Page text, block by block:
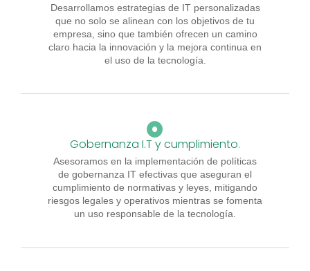
Desarrollamos estrategias de IT personalizadas
que no solo se alinean con los objetivos de tu
empresa, sino que también ofrecen un camino
claro hacia la innovación y la mejora continua en
el uso de la tecnología.
Gobernanza I.T y cumplimiento.
Asesoramos en la implementación de políticas
de gobernanza IT efectivas que aseguran el
cumplimiento de normativas y leyes, mitigando
riesgos legales y operativos mientras se fomenta
un uso responsable de la tecnología.